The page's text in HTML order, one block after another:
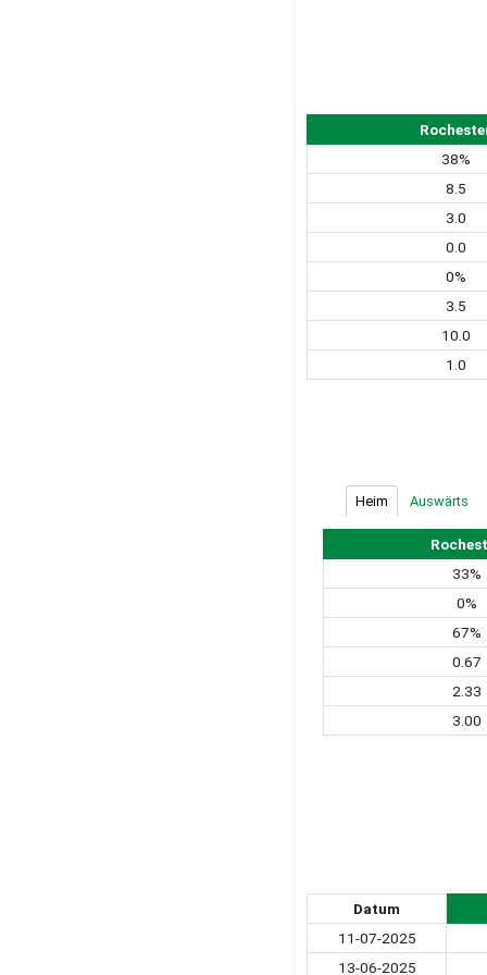
38%
8.5
3.0
0.0
0%
3.5
10.0
1.0
Heim Auswärts
33%
0%
67%
0.67
2.33
3.00
Datum
11-07-2025
13-06-2025